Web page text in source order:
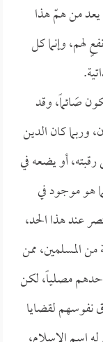
يعد من همّ هذا
لهم، وإنما كل
صَائماً، وقد
وربما كان الدين
أو يضعه في
هو موجود في
عند هذا الحد،
المسلمين، ممن
مصلياً، لكن
نفوسهم لقضايا